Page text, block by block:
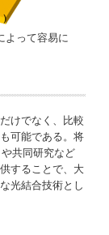
よって容易に
けでなく、比較
可能である。将
共同研究など
することで、大
光結合技術とし